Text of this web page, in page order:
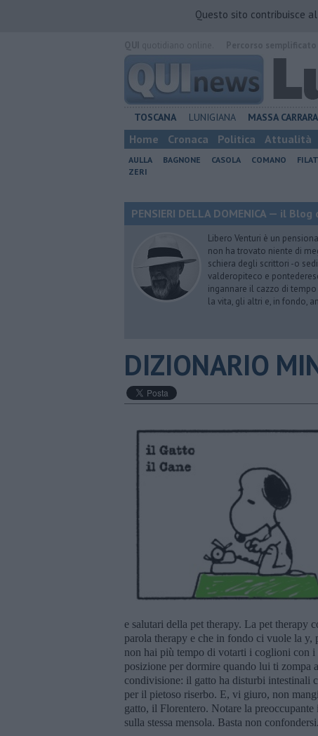
Questo sito contribuisce
TOSCANA LUNIGIANA MASSA CARRARA
Home Cronaca Politica Attualità
AULLA BAGNONE CASOLA COMANO
ZERI
PENSIERI DELLA DOMENICA — il
Libero Venturi è un
non ha trovato niente di
schiera degli scrittori -o
valderopiteco e
ingannare il cazzo di
la vita, gli altri e, in fondo,
DIZIONARIO
e salutari della pet therapy. La pet therapy
parola therapy e che in fondo ci vuole la y,
non hai più tempo di votarti i coglioni con
posizione per dormire quando lui ti zompa
condivisione: il gatto ha disturbi intestinali
per il pietoso riserbo. E, vi giuro, non
gatto, il Florentero. Notare la
sulla stessa mensola. Basta non confondersi.